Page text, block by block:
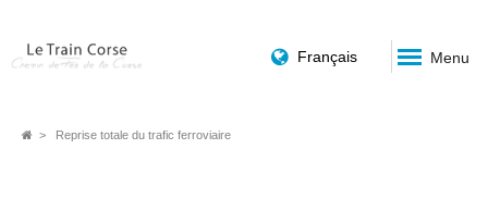
Français Menu
FilReprise totale du trafic ferroviaire